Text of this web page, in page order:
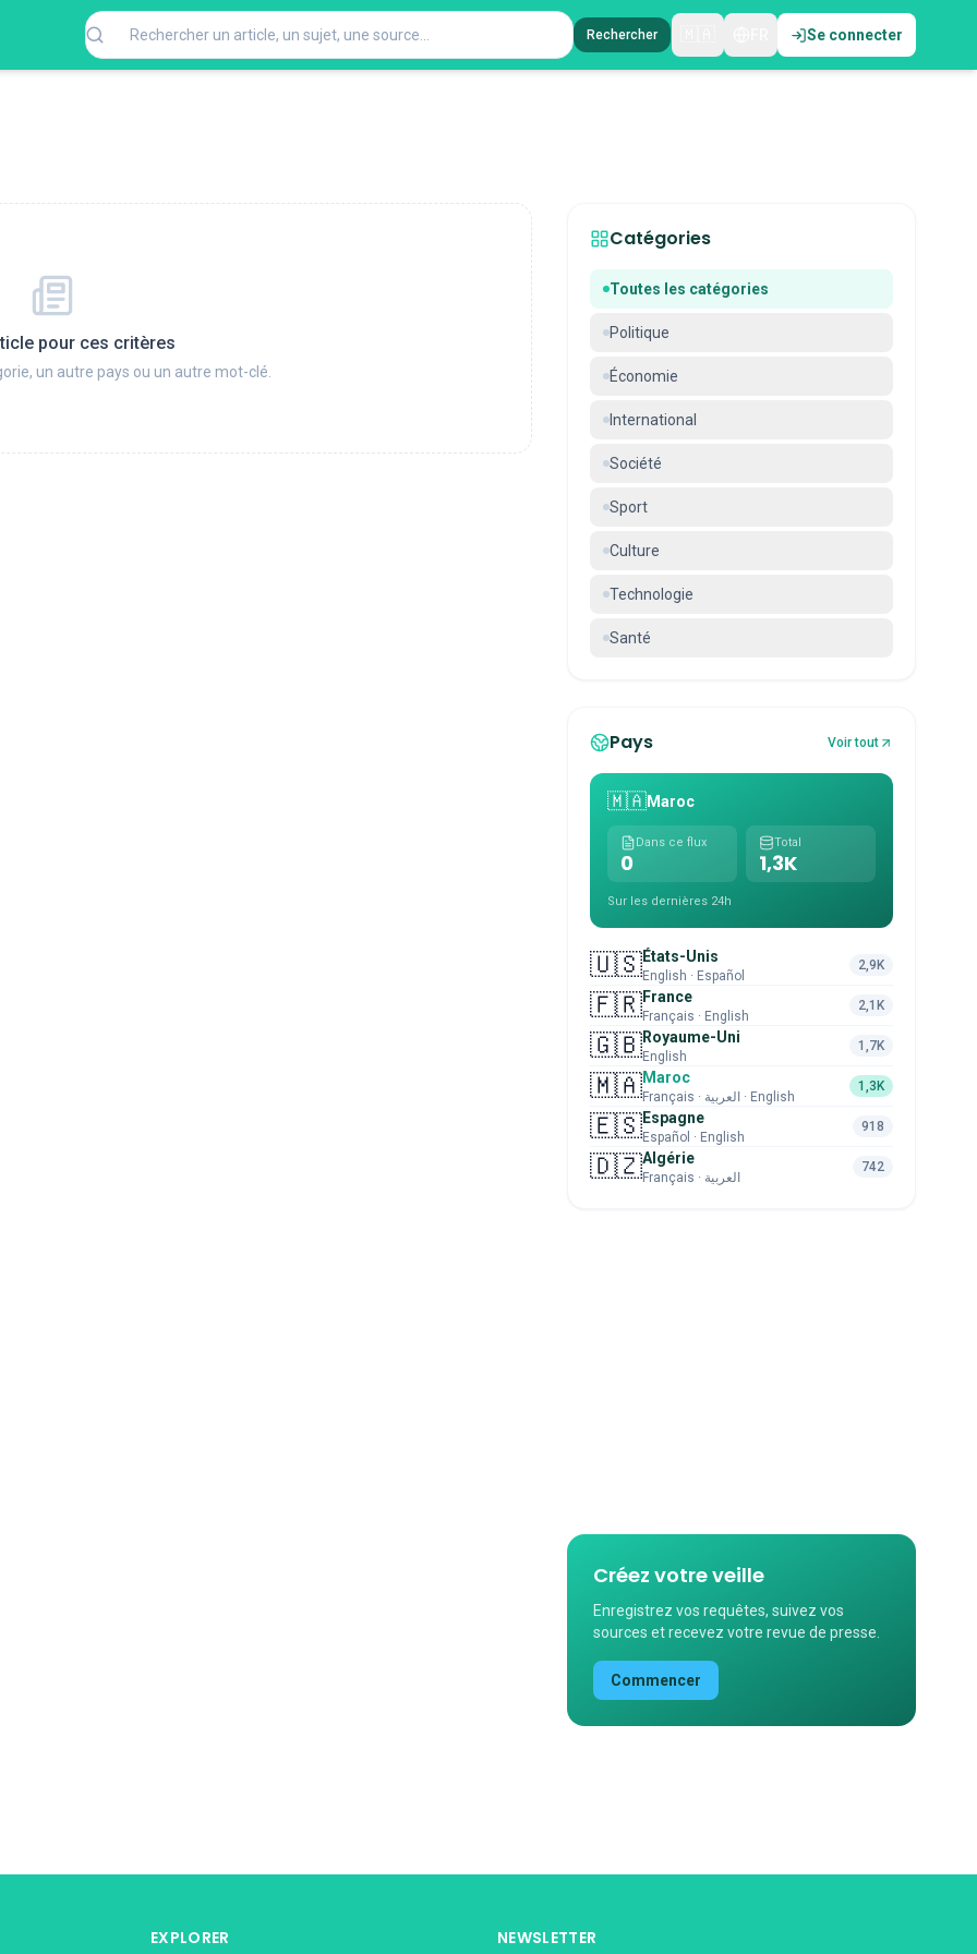
Rechercher Se connecter
pour ces critères
un autre pays ou un autre mot-clé.
Catégories
Toutes les catégories
Politique
Économie
International
Société
Sport
Culture
Technologie
Santé
Pays Voir tout
🇲🇦Maroc
Dans ce flux
0
Total
1,3K
Sur les dernières 24h
🇺🇸États-Unis
English · Español
2,9K
🇫🇷France
Français · English
2,1K
🇬🇧Royaume-Uni
English
1,7K
🇲🇦Maroc
Français · العربية · English
1,3K
🇪🇸Espagne
Español · English
918
🇩🇿Algérie
Français · العربية
742
Créez votre veille
Enregistrez vos requêtes, suivez vos
sources et recevez votre revue de presse.
Commencer
EXPLORER NEWSLETTER